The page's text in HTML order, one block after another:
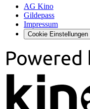
AG Kino
Gildepass
Impressum
Cookie Einstellungen